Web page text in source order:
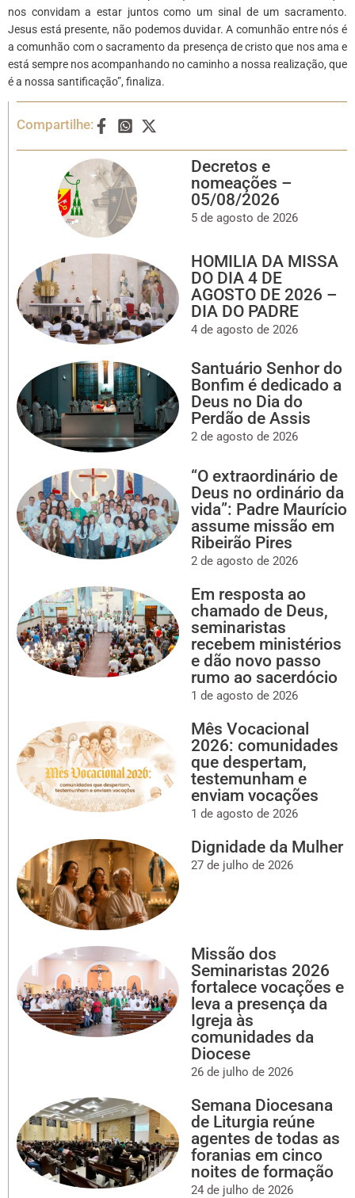
nos convidam a estar juntos como um sinal de um sacramento.
Jesus está presente, não podemos duvidar. A comunhão entre nós é
a comunhão com o sacramento da presença de cristo que nos ama e
está sempre nos acompanhando no caminho a nossa realização, que
é a nossa santificação”, finaliza.
Compartilhe:
Decretos e
nomeações –
05/08/2026
5 de agosto de 2026
HOMILIA DA MISSA
DO DIA 4 DE
AGOSTO DE 2026 –
DIA DO PADRE
4 de agosto de 2026
Santuário Senhor do
Bonfim é dedicado a
Deus no Dia do
Perdão de Assis
2 de agosto de 2026
“O extraordinário de
Deus no ordinário da
vida”: Padre Maurício
assume missão em
Ribeirão Pires
2 de agosto de 2026
Em resposta ao
chamado de Deus,
seminaristas
recebem ministérios
e dão novo passo
rumo ao sacerdócio
1 de agosto de 2026
Mês Vocacional
2026: comunidades
que despertam,
testemunham e
enviam vocações
1 de agosto de 2026
Dignidade da Mulher
27 de julho de 2026
Missão dos
Seminaristas 2026
fortalece vocações e
leva a presença da
Igreja às
comunidades da
Diocese
26 de julho de 2026
Semana Diocesana
de Liturgia reúne
agentes de todas as
foranias em cinco
noites de formação
24 de julho de 2026